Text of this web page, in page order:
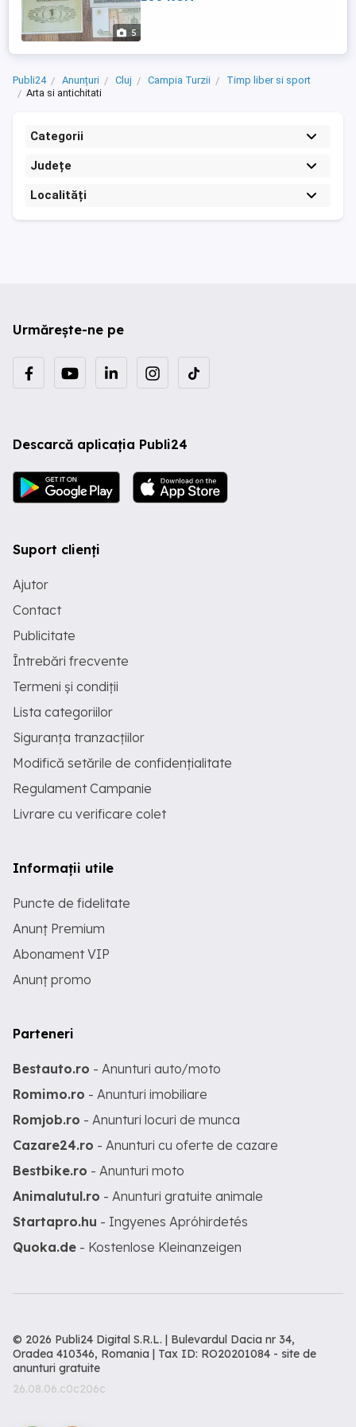
5
Publi24 Anunțuri Cluj Campia Turzii
Timp liber si sport
Arta si antichitati
Categorii
Județe
Localități
Urmărește-ne pe
Descarcă aplicația Publi24
Suport clienți
Ajutor
Contact
Publicitate
Întrebări frecvente
Termeni și condiții
Lista categoriilor
Siguranța tranzacțiilor
Modifică setările de confidențialitate
Regulament Campanie
Livrare cu verificare colet
Informații utile
Puncte de fidelitate
Anunț Premium
Abonament VIP
Anunț promo
Parteneri
Bestauto.ro - Anunturi auto/moto
Romimo.ro - Anunturi imobiliare
Romjob.ro - Anunturi locuri de munca
Cazare24.ro - Anunturi cu oferte de cazare
Bestbike.ro - Anunturi moto
Animalutul.ro - Anunturi gratuite animale
Startapro.hu - Ingyenes Apróhirdetés
Quoka.de - Kostenlose Kleinanzeigen
© 2026 Publi24 Digital S.R.L. | Bulevardul Dacia nr 34,
Oradea 410346, Romania | Tax ID: RO20201084 - site de
anunturi gratuite
26.08.06.c0c206c